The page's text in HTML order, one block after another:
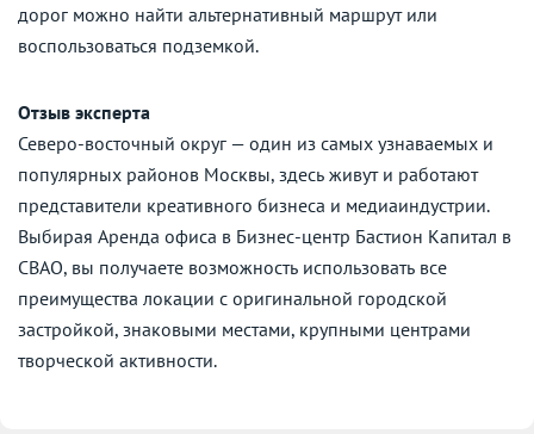
дорог можно найти альтернативный маршрут или
воспользоваться подземкой.
Отзыв эксперта
Северо-восточный округ — один из самых узнаваемых и
популярных районов Москвы, здесь живут и работают
представители креативного бизнеса и медиаиндустрии.
Выбирая Аренда офиса в Бизнес-центр Бастион Капитал в
СВАО, вы получаете возможность использовать все
преимущества локации с оригинальной городской
застройкой, знаковыми местами, крупными центрами
творческой активности.